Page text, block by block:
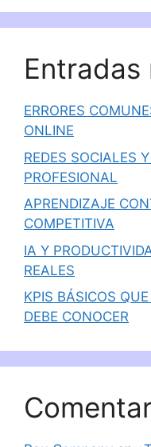
Entradas
ERRORES
ONLINE
REDES SOCIALES
PROFESIONAL
APRENDIZAJE
COMPETITIVA
IA Y
REALES
KPIS BÁSICOS
DEBE CONOCER